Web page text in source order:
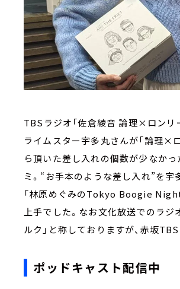
TBSラジオ「佐倉綾音 論理×ロンリ
ライムスター宇多丸さんが「論理×
ら頂いた差し入れの個数が少なか
ミ。“お手本のような差し入れ”を
「林原めぐみのTokyo Boogie
上手でした。なお文化放送でのラ
ルク」と称しておりますが、赤坂
ポッドキャスト配信中